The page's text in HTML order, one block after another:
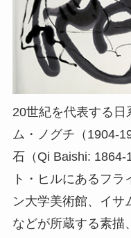
20世紀を代表する
ム・ノグチ（1904-
石（Qi Baishi: 1864-
ト・ヒルにあるフ
ン大学美術館、イサ
などが所蔵する素描